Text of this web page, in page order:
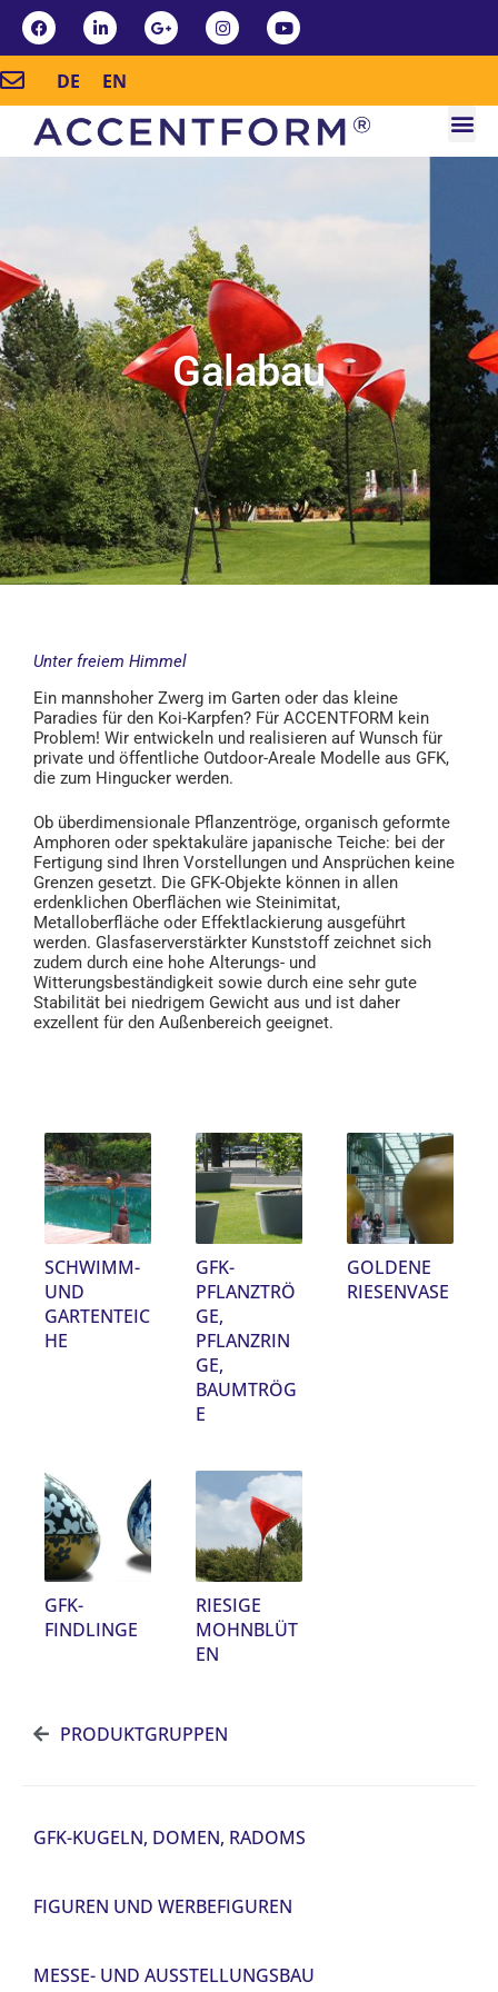
DE EN
Galabau
PRODUKTGRUPPEN
GFK-KUGELN, DOMEN, RADOMS
FIGUREN UND WERBEFIGUREN
MESSE- UND AUSSTELLUNGSBAU
Unter freiem Himmel
Ein mannshoher Zwerg im Garten oder das kleine
Paradies für den Koi-Karpfen? Für ACCENTFORM kein
Problem! Wir entwickeln und realisieren auf Wunsch für
private und öffentliche Outdoor-Areale Modelle aus GFK,
die zum Hingucker werden.
Ob überdimensionale Pflanzentröge, organisch geformte
Amphoren oder spektakuläre japanische Teiche: bei der
Fertigung sind Ihren Vorstellungen und Ansprüchen keine
Grenzen gesetzt. Die GFK-Objekte können in allen
erdenklichen Oberflächen wie Steinimitat,
Metalloberfläche oder Effektlackierung ausgeführt
werden. Glasfaserverstärkter Kunststoff zeichnet sich
zudem durch eine hohe Alterungs- und
Witterungsbeständigkeit sowie durch eine sehr gute
Stabilität bei niedrigem Gewicht aus und ist daher
exzellent für den Außenbereich geeignet.
SCHWIMM-
UND
GARTENTEIC
HE
GFK-
PFLANZTRÖ
GE,
PFLANZRIN
GE,
BAUMTRÖG
E
GOLDENE
RIESENVASE
GFK-
FINDLINGE
RIESIGE
MOHNBLÜT
EN